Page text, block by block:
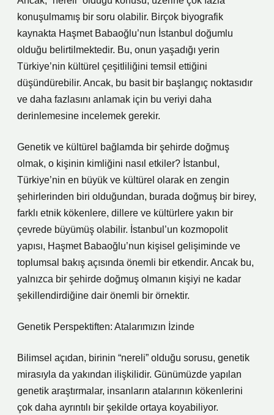
konuşulmamış bir soru olabilir. Birçok biyografik
kaynakta Haşmet Babaoğlu’nun İstanbul doğumlu
olduğu belirtilmektedir. Bu, onun yaşadığı yerin
Türkiye’nin kültürel çeşitliliğini temsil ettiğini
düşündürebilir. Ancak, bu basit bir başlangıç noktasıdır
ve daha fazlasını anlamak için bu veriyi daha
derinlemesine incelemek gerekir.
Genetik ve kültürel bağlamda bir şehirde doğmuş
olmak, o kişinin kimliğini nasıl etkiler? İstanbul,
Türkiye’nin en büyük ve kültürel olarak en zengin
şehirlerinden biri olduğundan, burada doğmuş bir birey,
farklı etnik kökenlere, dillere ve kültürlere yakın bir
çevrede büyümüş olabilir. İstanbul’un kozmopolit
yapısı, Haşmet Babaoğlu’nun kişisel gelişiminde ve
toplumsal bakış açısında önemli bir etkendir. Ancak bu,
yalnızca bir şehirde doğmuş olmanın kişiyi ne kadar
şekillendirdiğine dair önemli bir örnektir.
Genetik Perspektiften: Atalarımızın İzinde
Bilimsel açıdan, birinin “nereli” olduğu sorusu, genetik
mirasıyla da yakından ilişkilidir. Günümüzde yapılan
genetik araştırmalar, insanların atalarının kökenlerini
çok daha ayrıntılı bir şekilde ortaya koyabiliyor.